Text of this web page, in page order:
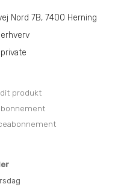
Nord 7B, 7400 Herning
produkt